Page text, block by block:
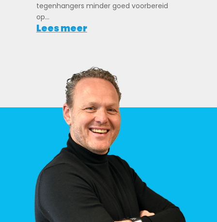
tegenhangers minder goed voorbereid
op...
Lees meer